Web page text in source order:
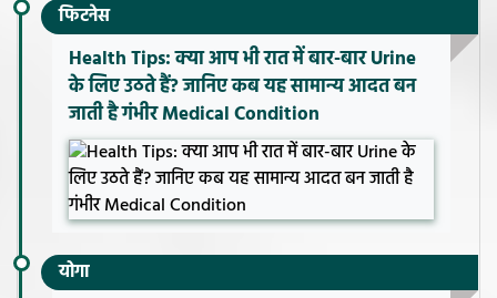
फिटनेस
Health Tips: क्या आप भी रात में बार-बार Urine
के लिए उठते हैं? जानिए कब यह सामान्य आदत बन
जाती है गंभीर Medical Condition
योगा